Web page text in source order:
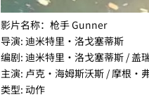
影片名称：枪手 Gunner
导演: 迪米特里·洛戈塞蒂斯
编剧: 迪米特里·洛戈塞蒂斯 /
主演: 卢克·海姆斯沃斯 / 摩根·
类型: 动作